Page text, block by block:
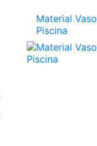
Material Vaso
Piscina